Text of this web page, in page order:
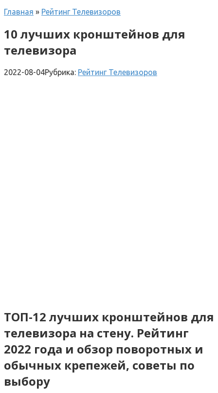
Главная » Рейтинг Телевизоров
10 лучших кронштейнов для
телевизора
2022-08-04Рубрика: Рейтинг Телевизоров
ТОП-12 лучших кронштейнов для
телевизора на стену. Рейтинг
2022 года и обзор поворотных и
обычных крепежей, советы по
выбору